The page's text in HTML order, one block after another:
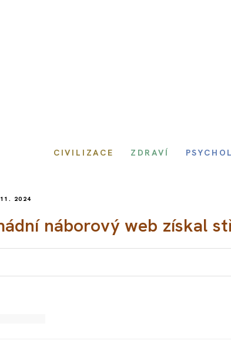
CIVILIZACE ZDRAVÍ
2024
náborový web získal